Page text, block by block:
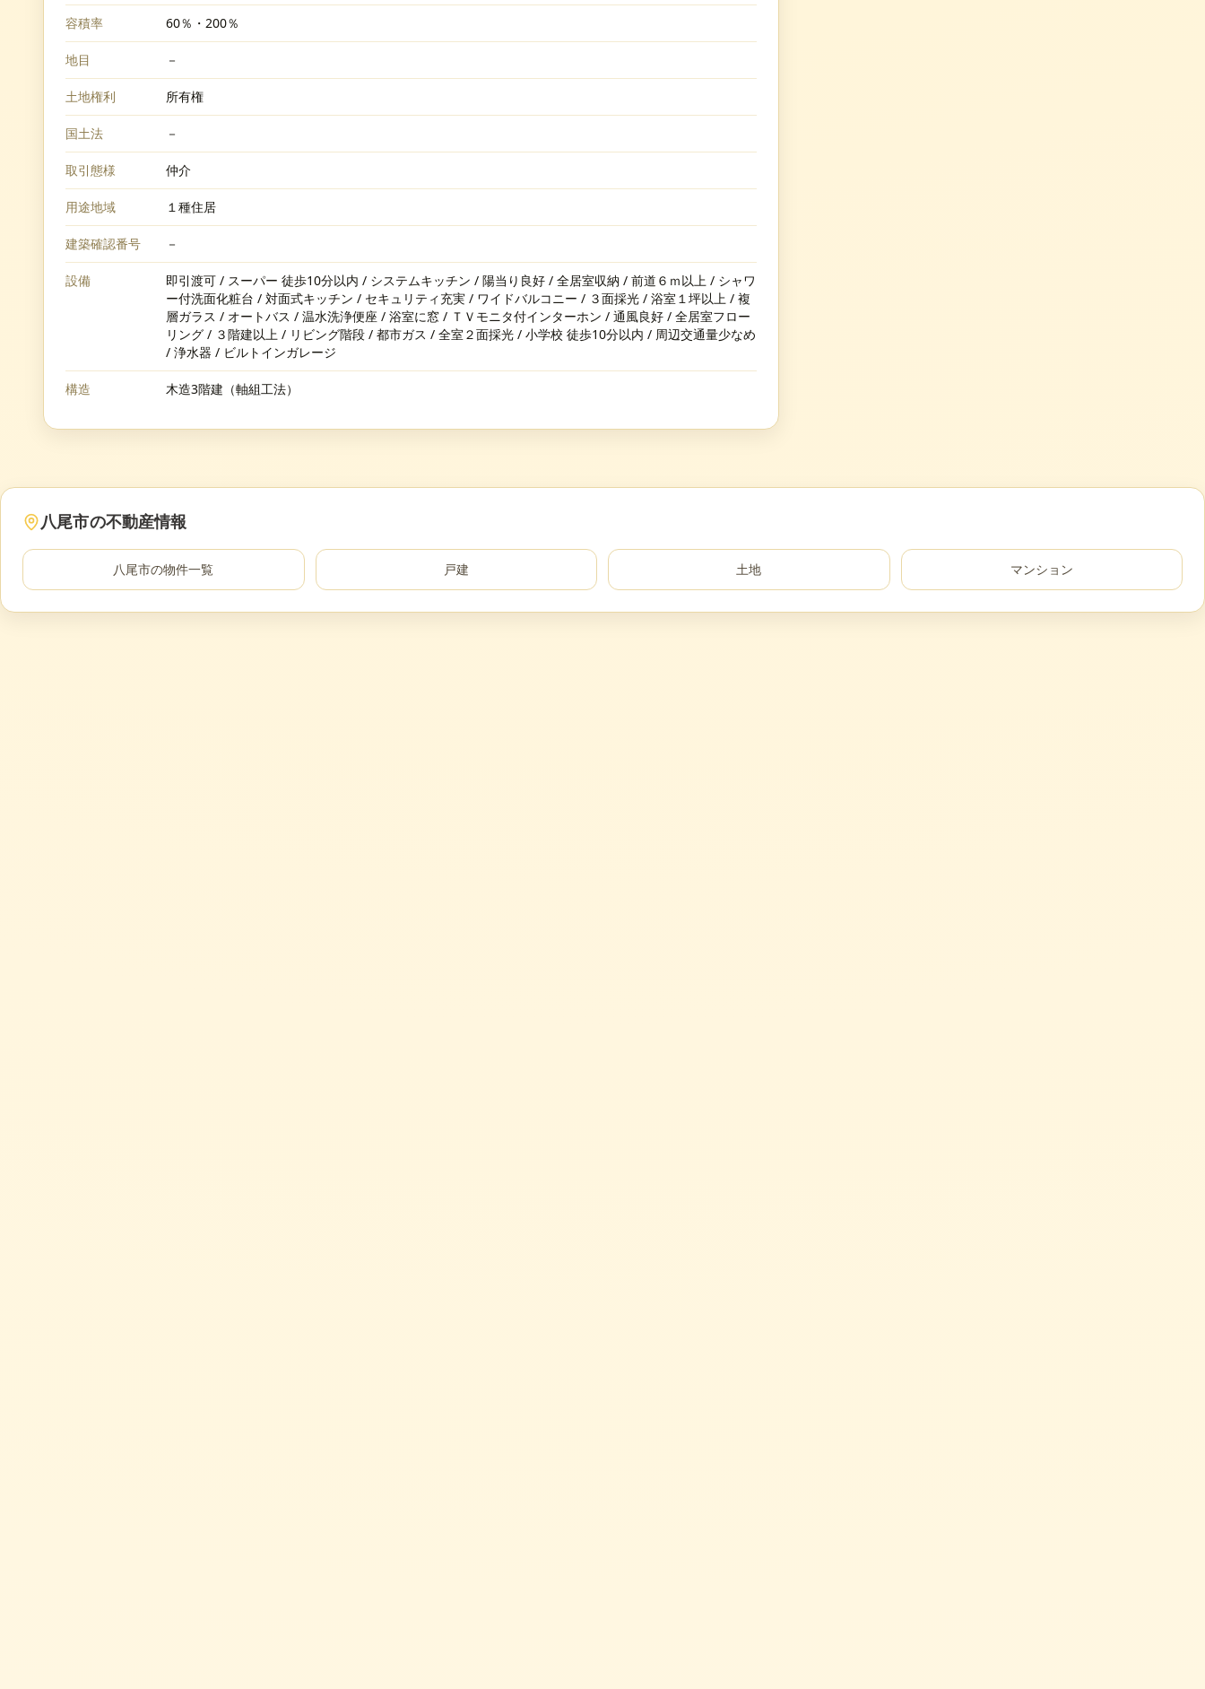
容積率 60％・200％
地目 －
土地権利 所有権
国土法 －
取引態様 仲介
用途地域 １種住居
建築確認番号 －
設備
即引渡可 / スーパー 徒歩10分以内 / システムキッチン / 陽当り良好 / 全居室収納 / 前道６ｍ以上 / シャワ
ー付洗面化粧台 / 対面式キッチン / セキュリティ充実 / ワイドバルコニー / ３面採光 / 浴室１坪以上 / 複
層ガラス / オートバス / 温水洗浄便座 / 浴室に窓 / ＴＶモニタ付インターホン / 通風良好 / 全居室フロー
リング / ３階建以上 / リビング階段 / 都市ガス / 全室２面採光 / 小学校 徒歩10分以内 / 周辺交通量少なめ
/ 浄水器 / ビルトインガレージ
構造 木造3階建（軸組工法）
八尾市の不動産情報
八尾市の物件一覧 戸建 土地 マンション